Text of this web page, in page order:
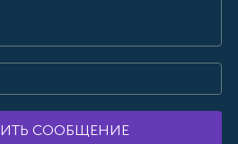
СООБЩЕНИЕ